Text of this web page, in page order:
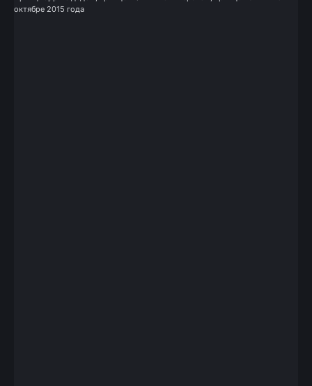
октябре 2015 года